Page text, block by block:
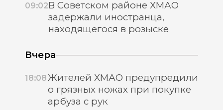
09:02В Советском районе ХМАО
задержали иностранца,
находящегося в розыске
Вчера
18:08Жителей ХМАО предупредили
о грязных ножах при покупке
арбуза с рук